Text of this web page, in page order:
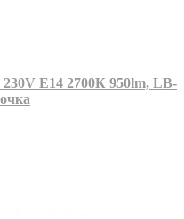
E14 2700К 950lm, LB-